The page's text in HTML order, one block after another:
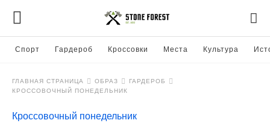
Спорт Гардероб Кроссовки Места Культура
ГЛАВНАЯ СТРАНИЦА ОБРАЗ
ГАРДЕРОБ
КРОССОВОЧНЫЙ ПОНЕДЕЛЬНИК
Кроссовочный понедельник